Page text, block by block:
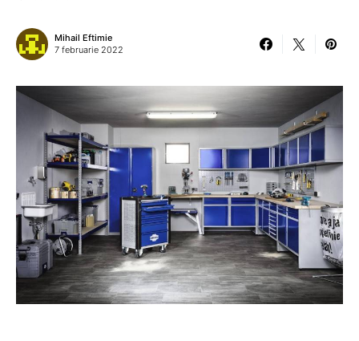
Mihail Eftimie
7 februarie 2022